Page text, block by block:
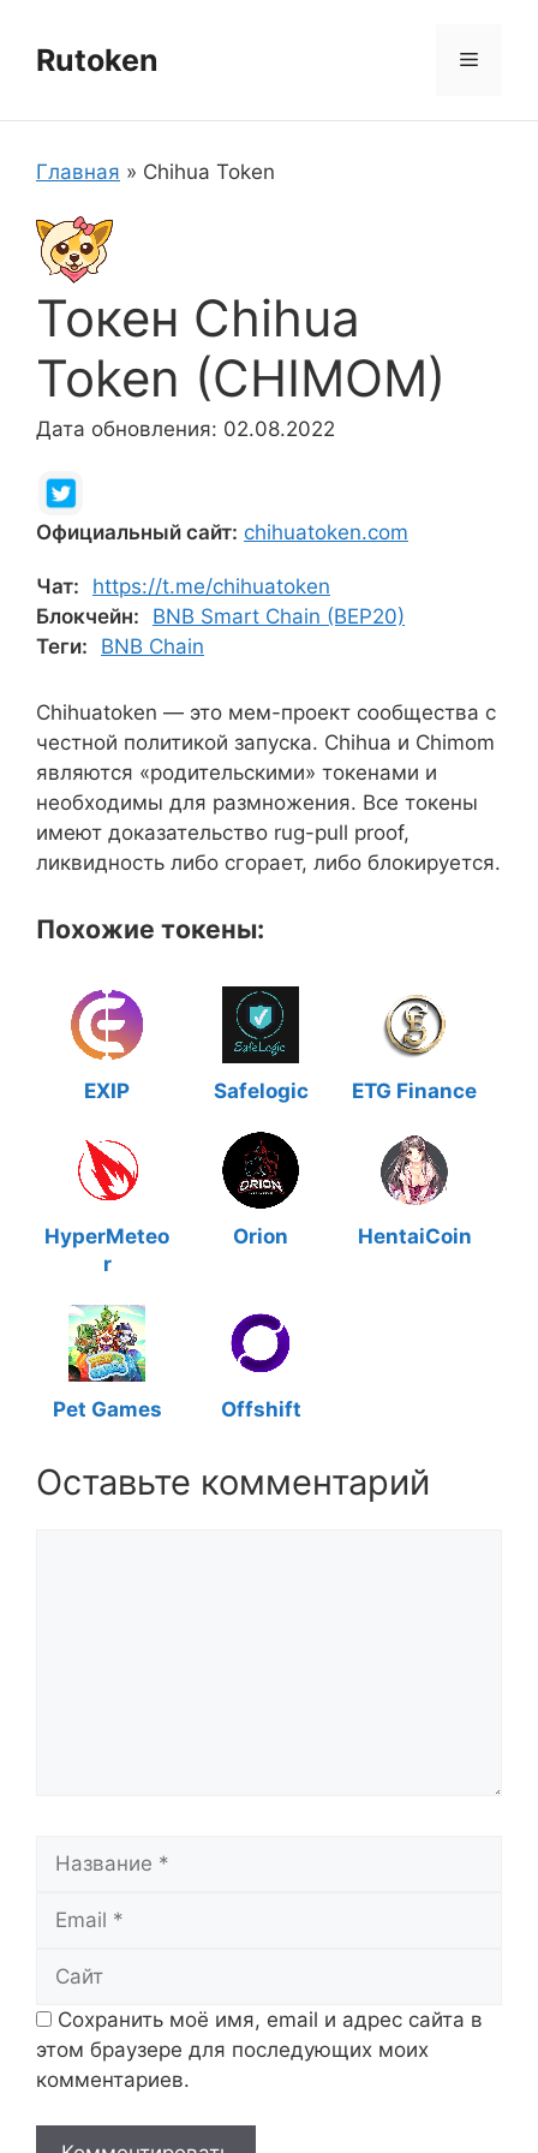
содержимому
Rutoken Меню
Главная » Chihua Token
Токен Chihua
Token (CHIMOM)
Дата обновления: 02.08.2022
Официальный сайт: chihuatoken.com
Чат:
https://t.me/chihuatoken
Блокчейн:
BNB Smart Chain (BEP20)
Теги:
BNB Chain
Chihuatoken — это мем-проект сообщества с
честной политикой запуска. Chihua и Chimom
являются «родительскими» токенами и
необходимы для размножения. Все токены
имеют доказательство rug-pull proof,
ликвидность либо сгорает, либо блокируется.
Похожие токены:
EXIP Safelogic ETG Finance
HyperMeteo
r
Orion HentaiCoin
Pet Games Offshift
Оставьте комментарий
Сохранить моё имя, email и адрес сайта в
этом браузере для последующих моих
комментариев.